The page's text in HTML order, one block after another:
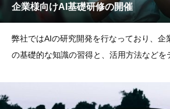
企業様向けAI基礎研修の開催
弊社ではAIの研究開発を行なっており、企
の基礎的な知識の習得と、活用方法などを